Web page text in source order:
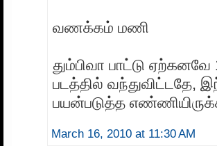
வணக்கம் மணி
தும்பிவா பாட்டு
படத்தில் வந்துவிட்டதே,
பயன்படுத்த
March 16, 2010 at 11:30 AM